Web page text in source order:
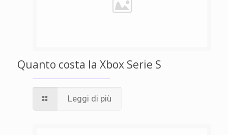
Quanto costa la Xbox Serie S
Leggi di più